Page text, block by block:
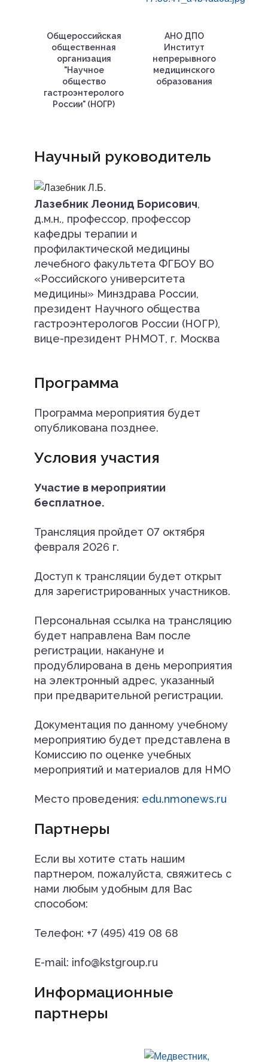
Общероссийская
общественная
организация
"Научное
общество
гастроэнтерологов
России" (НОГР)
АНО ДПО
Институт
непрерывного
медицинского
образования
Научный руководитель
Лазебник Леонид Борисович,
д.м.н., профессор, профессор
кафедры терапии и
профилактической медицины
лечебного факультета ФГБОУ ВО
«Российского университета
медицины» Минздрава России,
президент Научного общества
гастроэнтерологов России (НОГР),
вице-президент РНМОТ, г. Москва
Программа
Программа мероприятия будет
опубликована позднее.
Условия участия
Участие в мероприятии
бесплатное.
Трансляция пройдет 07 октября
февраля 2026 г.
Доступ к трансляции будет открыт
для зарегистрированных участников.
Персональная ссылка на трансляцию
будет направлена Вам после
регистрации, накануне и
продублирована в день мероприятия
на электронный адрес, указанный
при предварительной регистрации.
Документация по данному учебному
мероприятию будет представлена в
Комиссию по оценке учебных
мероприятий и материалов для НМО
Место проведения: edu.nmonews.ru
Партнеры
Если вы хотите стать нашим
партнером, пожалуйста, свяжитесь с
нами любым удобным для Вас
способом:
Телефон: +7 (495) 419 08 68
E-mail: info@kstgroup.ru
Информационные
партнеры